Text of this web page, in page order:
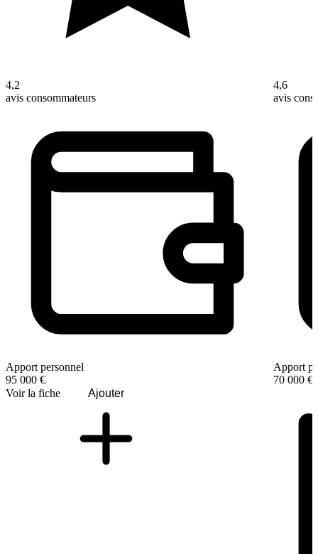
4,2
avis consommateurs
Apport personnel
95 000 €
Voir la fiche
Ajouter
4,6
avis
Apport
70 000 €